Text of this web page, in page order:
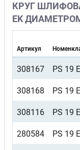
КРУГ
EK
Артикул
308167 PS 19
308168 PS 19
308116 PS 19
280584 PS 19